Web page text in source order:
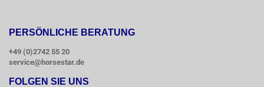
PERSÖNLICHE BERATUNG
+49 (0)2742 55 20
service@horsestar.de
FOLGEN SIE UNS